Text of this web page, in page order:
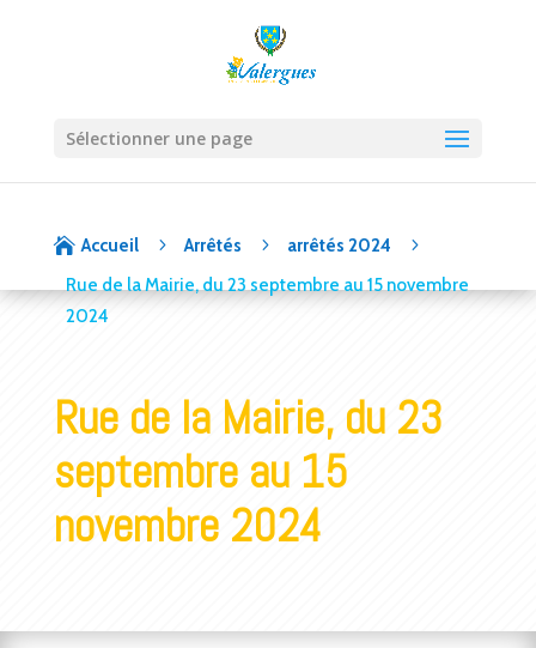
Sélectionner une page
 Accueil 5 Arrêtés 5 arrêtés 2024
5
Rue de la Mairie, du 23 septembre au 15 novembre
2024
Rue de la Mairie, du 23
septembre au 15
novembre 2024